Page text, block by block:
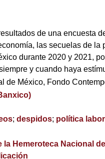
de una encuesta
las secuelas de la
durante 2020 y 2021,
y cuando haya
de México, Fondo
;despidos; política
la Hemeroteca Nacional